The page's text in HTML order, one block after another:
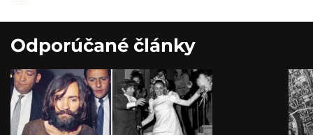
Odporúčané články